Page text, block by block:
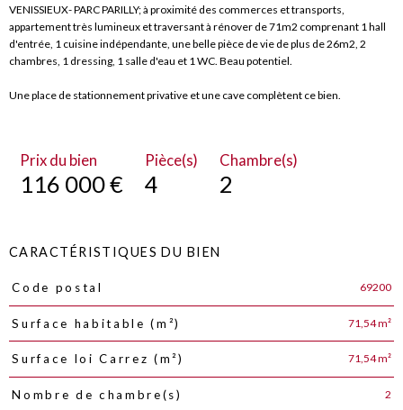
VENISSIEUX- PARC PARILLY; à proximité des commerces et transports,
appartement très lumineux et traversant à rénover de 71m2 comprenant 1 hall
d'entrée, 1 cuisine indépendante, une belle pièce de vie de plus de 26m2, 2
chambres, 1 dressing, 1 salle d'eau et 1 WC. Beau potentiel.
Une place de stationnement privative et une cave complètent ce bien.
Prix du bien
116 000 €
Pièce(s)
4
Chambre(s)
2
CARACTÉRISTIQUES DU BIEN
Caractéristiques
Code postal 69200
Surface habitable (m²) 71,54 m²
Surface loi Carrez (m²) 71,54 m²
Nombre de chambre(s) 2